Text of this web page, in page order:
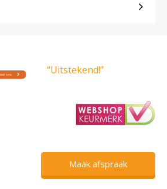
“Uitstekend!”
Maak afspraak